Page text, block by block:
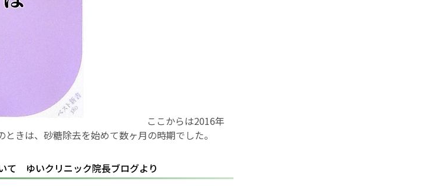
ここからは2016年
きは、砂糖除去を始めて数ヶ月の時期でした。
て ゆいクリニック院長ブログより